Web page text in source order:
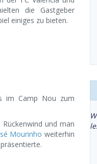
die Gastgeber
einiges zu bieten.
im Camp Nou zum
und man
Mourinho weiterhin